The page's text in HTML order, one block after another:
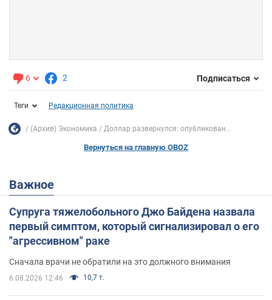
6 2 Подписаться
Теги Редакционная политика
(Архив) Экономика Доллар развернулся: опубликован...
Вернуться на главную OBOZ
Важное
Супруга тяжелобольного Джо Байдена назвала
первый симптом, который сигнализировал о его
"агрессивном" раке
Сначала врачи не обратили на это должного внимания
6.08.2026 12:46 10,7 т.